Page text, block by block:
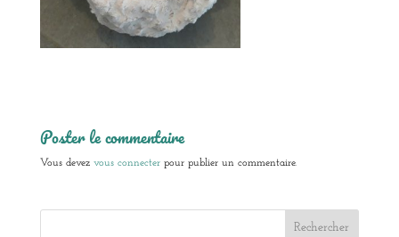
Poster le commentaire
Vous devez vous connecterpour publier un commentaire.